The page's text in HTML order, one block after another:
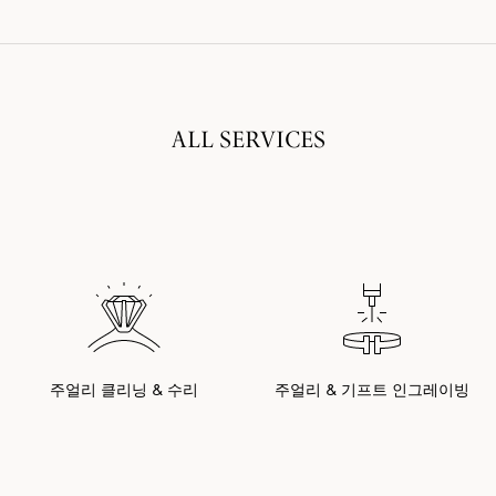
ALL SERVICES
주얼리 클리닝 & 수리 주얼리 & 기프트 인그레이빙